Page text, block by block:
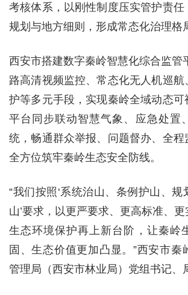
考核体系，以刚性制度压实管护责任
规划与地方细则，形成常态化治理格
西安市搭建数字秦岭智慧化综合监管
路高清视频监控、常态化无人机巡航
护等多元手段，实现秦岭全域动态可
平台同步联动智慧气象、应急处置
统，畅通群众举报、问题督办、全程
全方位筑牢秦岭生态安全防线。
“我们按照‘系统治山、条例护山、规
山’要求，以更严要求、更高标准、
生态环境保护再上新台阶，让秦岭
固、生态价值更加凸显。”西安市秦
管理局（西安市林业局）党组书记、